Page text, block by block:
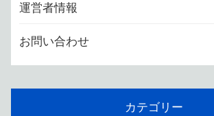
運営者情報
お問い合わせ
カテゴリー